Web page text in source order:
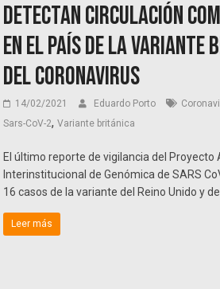
Detectan circulación
en el país de la variante
del coronavirus
14/02/2021 Eduardo Porto
Sars-CoV-2,Variante británica
El último reporte de vigilancia del Proyecto
Interinstitucional de Genómica de SARS
16 casos de la variante del Reino Unido y
Leer más